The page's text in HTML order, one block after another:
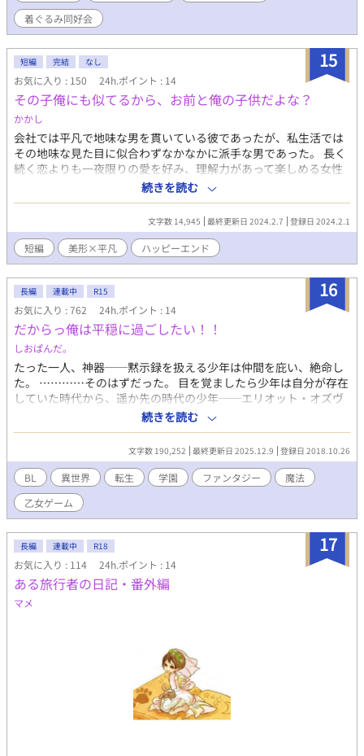
り前に一緒にいすぎて今更好きだと言えない気づかない。 そんな
幼馴染たちのお話。 ★上橋清良(高２)×月宮蒼斗(高２) ☆同級生
いきます。 ☆第１回青春×BL小説カップに参加。最終45位でし
た。応援していただきありがとうございました！ ◇表紙素材は、
てんぱる様pixiv(ID:2513282)フリー素材よりお借りしています。
着ぐるみ同好会
15
短編 完結 なし
お気に入り : 150 24h.ポイント : 14
その子俺にも似てるから、お前と俺の子供だよな？
かかし
会社では平凡で地味な男を貫いている彼であったが、私生活では
その地味な見た目に似合わずなかなかに派手な男であった。 長く
続く恋よりも一夜限りの愛を好み、理解力があって楽しめる女性
を一番に好んだが、包容力があって甘やかしてくれる年上のイケ
メン男性にも滅法弱かった。 恋人に関しては片手で数えれる程で
あったが、一夜限りの相手ならば女性だけカウントしようか、男
性だけカウントしようが、両手両足使っても数え切れない程に節
操がない男。 （本編一部抜粋） ※男性妊娠モノじゃないです ※
人によって不快になる表現があります ※攻め受け共にお互い以外
と関係を持っている表現があります 全七話、14,918文字 毎朝7:00
に自動更新 倫理観がくちゃくちゃな大人2人による、わちゃわち
ゃドタバタラブコメディ！ ………の、つもりで書いたのですが、
どうにも違う気がする。 過去作（二次創作）のセルフリメイクで
す もったいない精神
続きを読む
文字数 14,945 最終更新日 2024.2.7 登録日 2024.2.1
短編 美形×平凡 ハッピーエンド
16
長編 連載中 R15
お気に入り : 762 24h.ポイント : 14
だからっ俺は平穏に過ごしたい！！
しおぱんだ。
たった一人、神器──黙示録を扱える少年は仲間を庇い、絶命し
た。 …………そのはずだった。 目を覚ましたら少年は自分が存在
していた時代から、遥か先の時代の少年──エリオット・オズヴ
ェルグに転生を遂げていた。 前世とは程遠い、ボサボサな黒髪に
丸眼鏡という……お世辞にも顔が整っているとは言えなかった。
が、掛かっていた術が解けると一転、紅い髪に金色の瞳という生
徒会や風紀委員の人たちとは引けを取らない容姿の持ち主だっ
た。 そんなエリオットはいじめを受け、表向きは体調不良として
絶賛休学中。 学園生活は平穏に過ごしたいが、真正面から返り討
ちにすると後々面倒事に巻き込まれる可能性がある。 それならと
陰ながら返り討ちしつつ、唯一いじめから庇ってくれていたデュ
オのフレディと共に学園生活を平穏(？)に過ごしていた。 だが、
そんな最中自身のことをゲームのヒロインだという季節外れの転
校生アリスティアによって、平穏な学園生活は崩れ去っていく。
生徒会や風紀委員を巻き込むのはいいが、俺だけは巻き込まない
でくれ！！ この物語は平穏にのんびりマイペースに過ごしたいエ
果たせなかった約束を果たす物語。 ✨こんな人におすすめ✨ BL学
園もののお話を読みたい。 王道だけど、少し違った味付けの学園
ものを読みたい。 性的描写よりも、友情メインで登場人物たちで
わちゃわちゃしてほしい。 男だけじゃなく、女の子も出てきてほ
しい(主人公とは恋仲にはならない) …………etc. ※のんびりマイ
ペースに気が向いた時に投稿していきます。 昔から誤字脱字変換
続きを読む
文字数 190,252 最終更新日 2025.12.9 登録日 2018.10.26
BL 異世界 転生 学園 ファンタジー
魔法
乙女ゲーム
17
長編 連載中 R18
お気に入り : 114 24h.ポイント : 14
ある旅行者の日記・番外編
マメ